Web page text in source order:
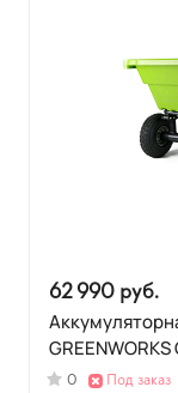
62 990 руб.
0 Под заказ